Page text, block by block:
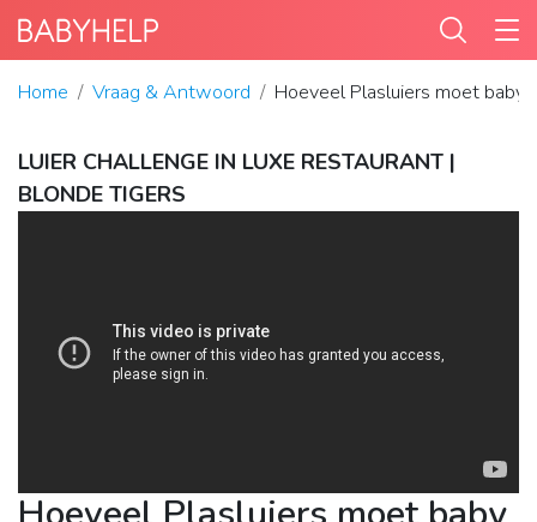
Home Vraag & Antwoord Hoeveel Plasluiers moet baby
LUIER CHALLENGE IN LUXE RESTAURANT |
BLONDE TIGERS